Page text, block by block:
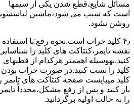
مسائل شایع،ﻗﻄﻊ شدن ﯾﮑﯽ از سیمها
است که سبب می شود،ﻣﺎﺷﯿﻦ
روﺷﻦ نشود.
۴٫ ﮐﻠﯿﺪ ﺧﺮاب اﺳﺖ.نحوه رفع:ﺑﺎ اﺳﺘﻔﺎده
ﻧﻘﺸﻪ ﺗﺎﯾﻤﺮ،ﮐﻨﺘﺎﮐﺖ ﻫﺎی ﮐﻠﯿﺪ را
کنید.بهوسیله اهممتر هرکدام از قطبهای
ﮐﻠﯿﺪ را ﺗﺴﺖ ﮐﻨﯿﺪ.در ﺻﻮرت ﺧﺮاب ﺑﻮدن
ﮐﻠﯿﺪ میبایست ﺻﻔﺤﻪ ﮐﻨﺘﺎﮐﺖ ﻫﺎی ﺗﺎﯾﻤﺮ را
باز کنید و ﭘﺲ از رﻓﻊ مشکل،مجدداً ﺗﺎﯾﻤﺮ
را به حالت اوﻟﯿﻪ برگردانید.